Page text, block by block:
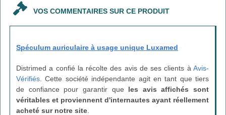
VOS COMMENTAIRES SUR CE PRODUIT
Spéculum auriculaire à usage unique Luxamed
Distrimed a confié la récolte des avis de ses clients à Avis-
Vérifiés . Cette société indépendante agit en tant que tiers
de confiance pour garantir que les avis affichés sont
véritables et proviennent d'internautes ayant réellement
acheté sur notre site